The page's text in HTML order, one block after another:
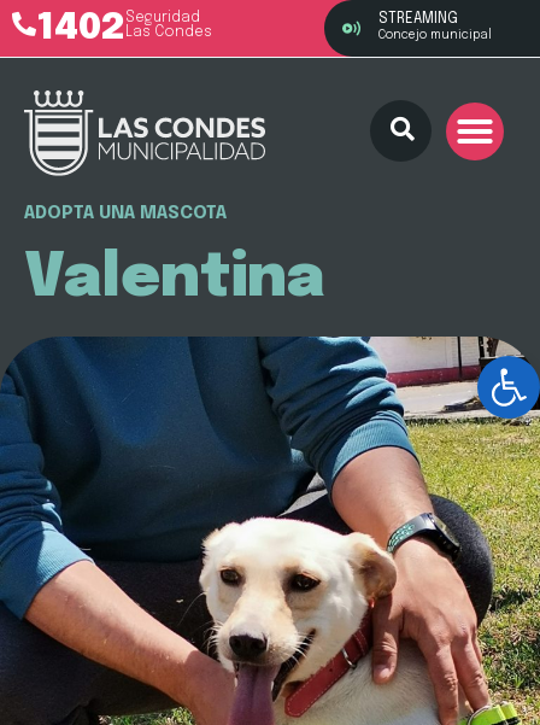
1402 Seguridad
Las Condes
STREAMING
Concejo municipal
ADOPTA UNA MASCOTA
Valentina